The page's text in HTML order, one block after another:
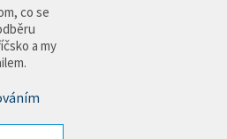
co se
a my